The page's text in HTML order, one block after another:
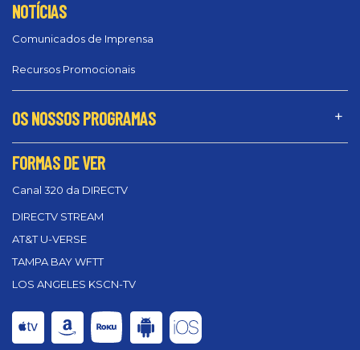
NOTÍCIAS
Comunicados de Imprensa
Recursos Promocionais
OS NOSSOS PROGRAMAS
FORMAS DE VER
Canal 320 da DIRECTV
DIRECTV STREAM
AT&T U-VERSE
TAMPA BAY WFTT
LOS ANGELES KSCN-TV